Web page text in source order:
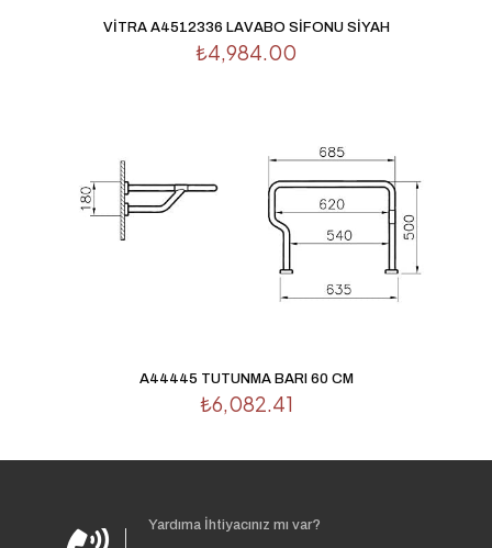
VİTRA A4512336 LAVABO SİFONU SİYAH
₺4,984.00
A44445 TUTUNMA BARI 60 CM
₺6,082.41
Yardıma İhtiyacınız mı var?